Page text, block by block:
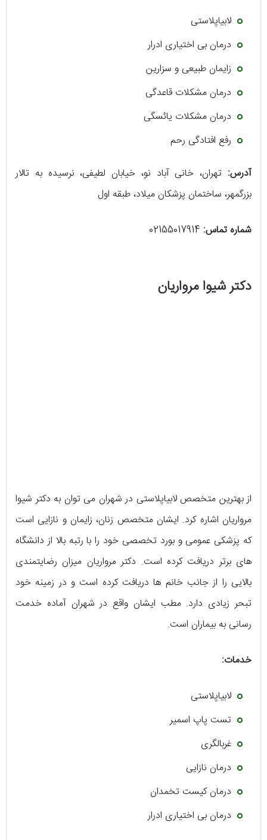
لابیاپلاستی
درمان بی اختیاری ادرار
زایمان طبیعی و سزارین
درمان مشکلات قاعدگی
درمان مشکلات یائسگی
رفع افتادگی رحم
آدرس: تهران، خانی آباد نو، خیابان لطیفی، نرسیده به تالار
بزرگمهر، ساختمان پزشکان میلاد، طبقه اول
شماره تماس:
دکتر شیوا مرواریان
از بهترین متخصص لابیاپلاستی در شهران می توان به دکتر شیوا
مرواریان اشاره کرد. ایشان متخصص زنان، زایمان و نازایی است
که پزشکی عمومی و بورد تخصصی خود را با رتبه بالا از دانشگاه
های برتر دریافت کرده است. دکتر مرواریان میزان رضایتمندی
بالایی را از جانب خانم ها دریافت کرده است و در زمینه خود
تبحر زیادی دارد. مطب ایشان واقع در شهران آماده خدمت
رسانی به بیماران است.
خدمات:
لابیاپلاستی
تست پاپ اسمیر
غربالگری
درمان نازایی
درمان کیست تخمدان
درمان بی اختیاری ادرار